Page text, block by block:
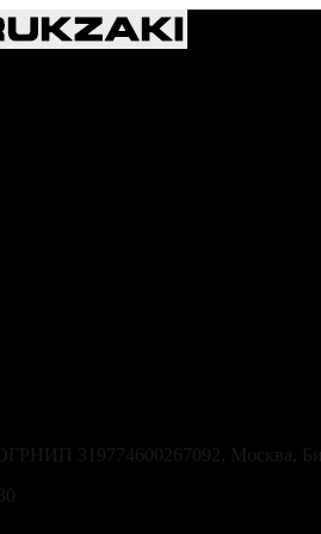
319774600267092, Москва,